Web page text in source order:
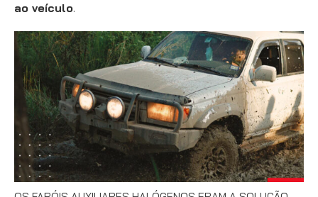
ao veículo.